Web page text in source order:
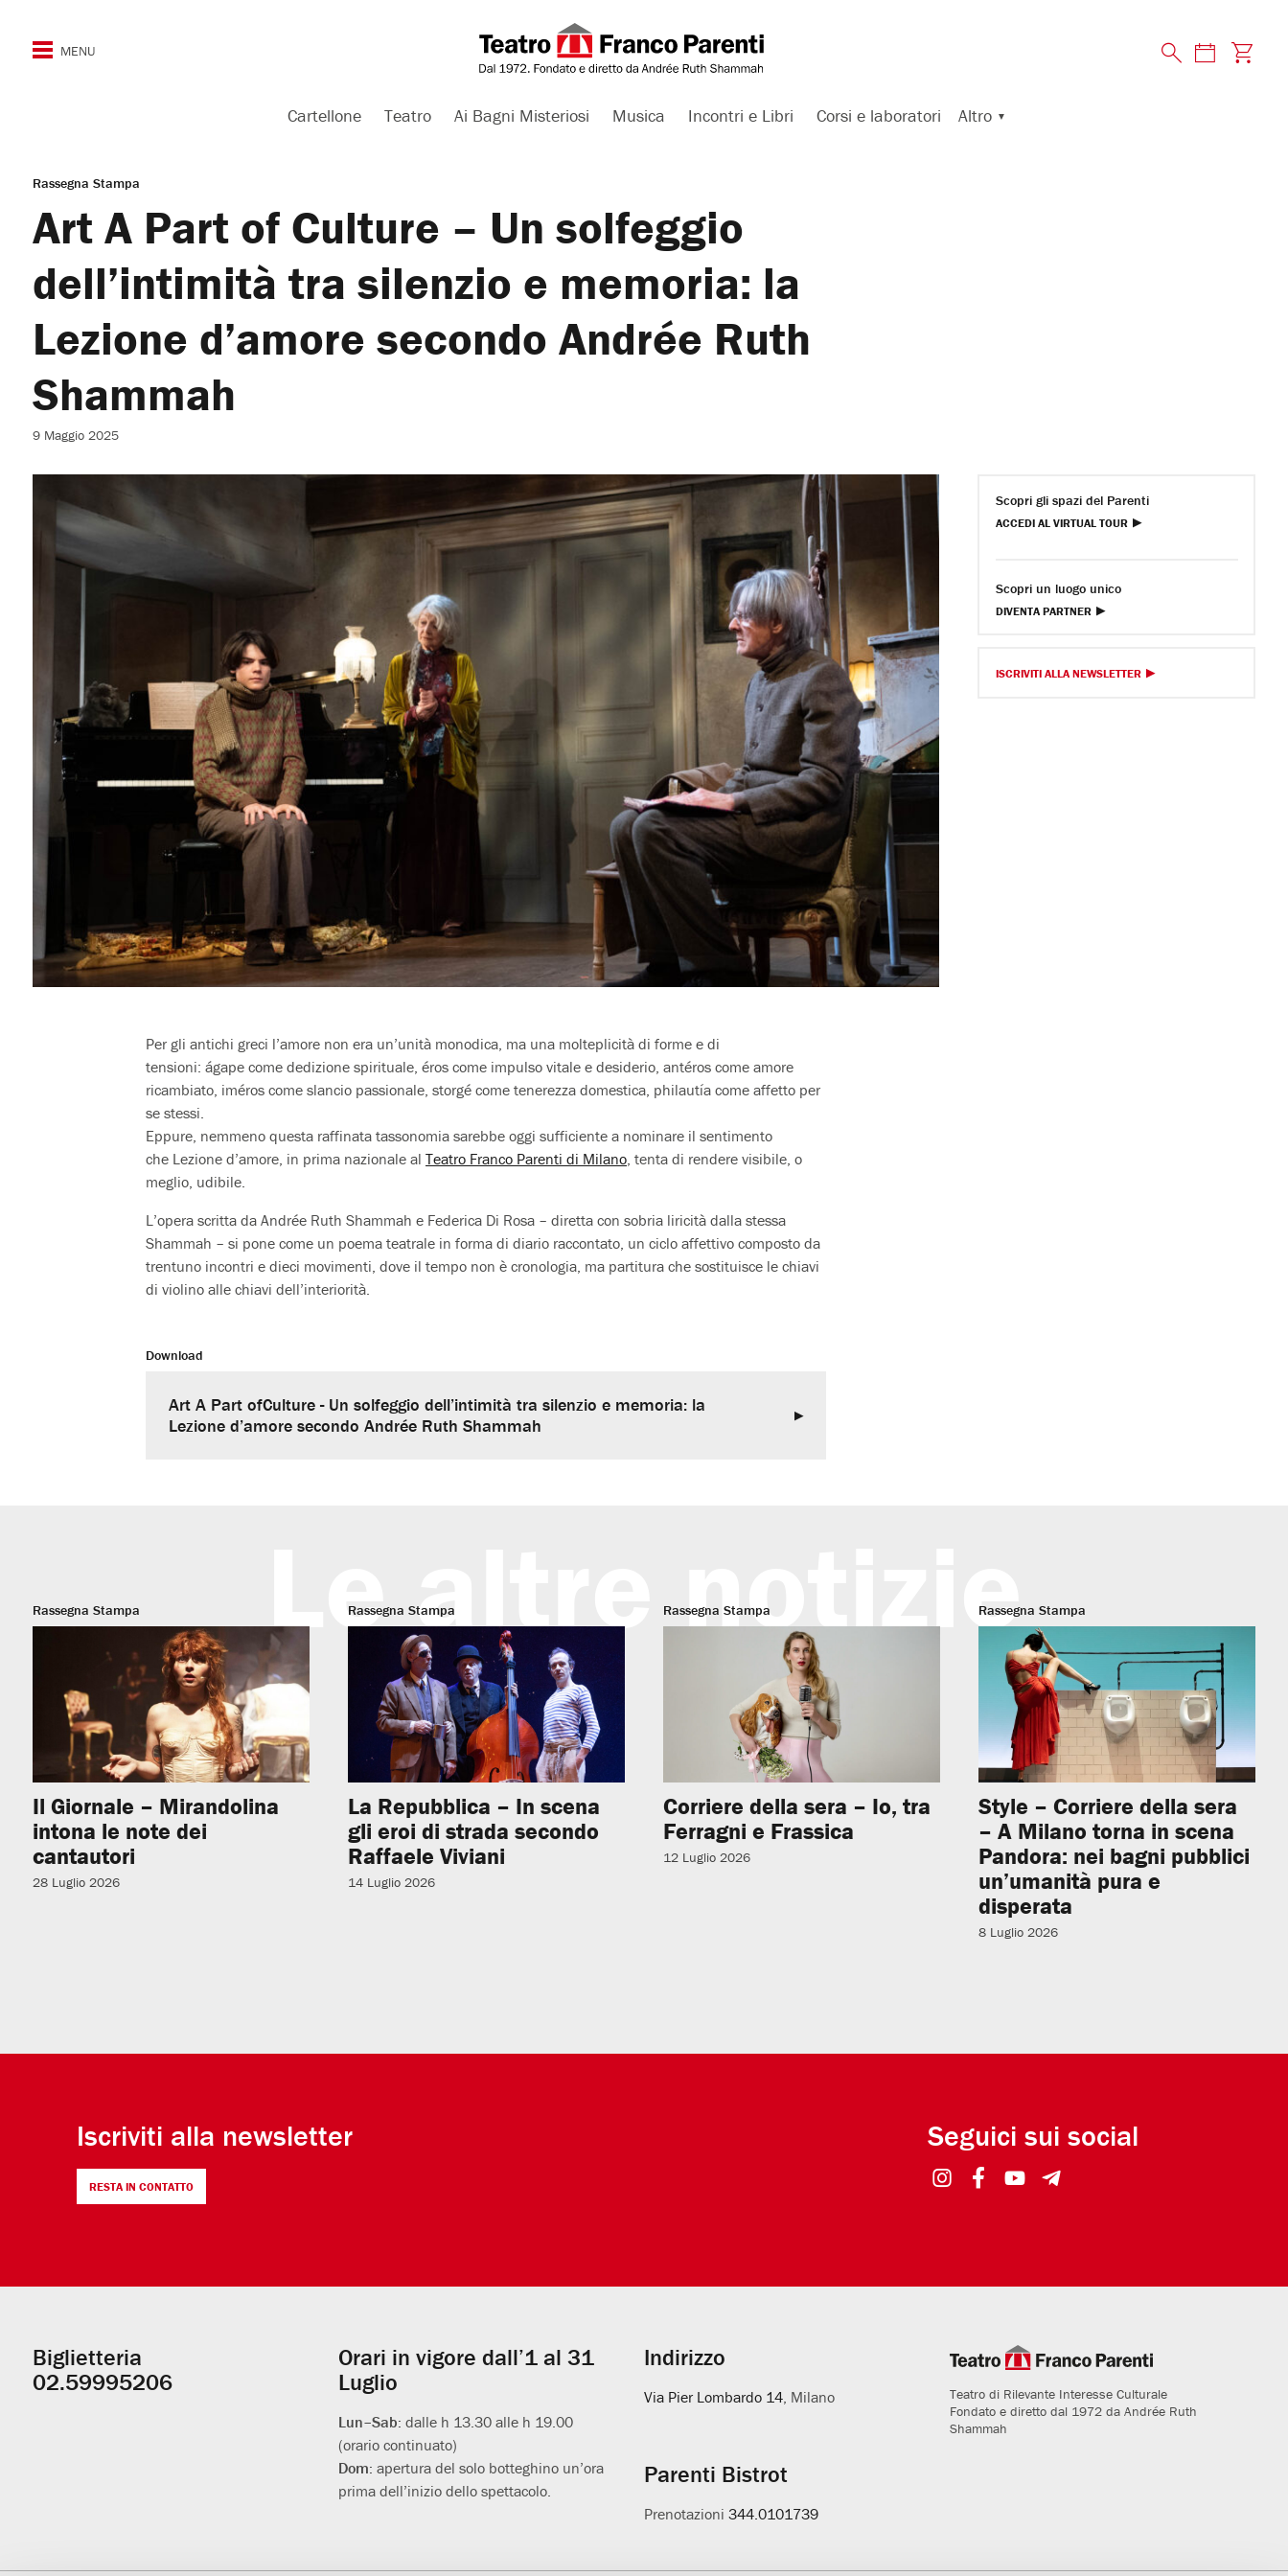
Cartellone Teatro Ai Bagni Misteriosi Musica Incontri e Libri Corsi e laboratori Altro
Rassegna Stampa
Art A Part of Culture – Un solfeggio
dell’intimità tra silenzio e memoria: la
Lezione d’amore secondo Andrée Ruth
Shammah
9 Maggio 2025
Per gli antichi greci l’amore non era un’unità monodica, ma una molteplicità di forme e di
tensioni: ágape come dedizione spirituale, éros come impulso vitale e desiderio, antéros come amore
ricambiato, iméros come slancio passionale, storgé come tenerezza domestica, philautía come affetto per
se stessi.
Eppure, nemmeno questa raffinata tassonomia sarebbe oggi sufficiente a nominare il sentimento
che Lezione d’amore, in prima nazionale al Teatro Franco Parenti di Milano , tenta di rendere visibile, o
meglio, udibile.
L’opera scritta da Andrée Ruth Shammah e Federica Di Rosa – diretta con sobria liricità dalla stessa
Shammah – si pone come un poema teatrale in forma di diario raccontato, un ciclo affettivo composto da
trentuno incontri e dieci movimenti, dove il tempo non è cronologia, ma partitura che sostituisce le chiavi
di violino alle chiavi dell’interiorità.
Download
Art A Part ofCulture - Un solfeggio dell’intimità tra silenzio e memoria: la
Lezione d’amore secondo Andrée Ruth Shammah
Scopri gli spazi del Parenti
ACCEDI AL VIRTUAL TOUR
Scopri un luogo unico
DIVENTA PARTNER
ISCRIVITI ALLA NEWSLETTER
Le altre notizie
Rassegna Stampa
Il Giornale – Mirandolina
intona le note dei
cantautori
28 Luglio 2026
Rassegna Stampa
La Repubblica – In scena
gli eroi di strada secondo
Raffaele Viviani
14 Luglio 2026
Rassegna Stampa
Corriere della sera – Io, tra
Ferragni e Frassica
12 Luglio 2026
Rassegna Stampa
Style – Corriere della sera
– A Milano torna in scena
Pandora: nei bagni pubblici
un’umanità pura e
disperata
8 Luglio 2026
Iscriviti alla newsletter
RESTA IN CONTATTO
Seguici sui social
Informazioni
utili
Biglietteria
02.59995206
Orari in vigore dall’1 al 31
Luglio
Lun–Sab: dalle h 13.30 alle h 19.00
(orario continuato)
Dom: apertura del solo botteghino un’ora
prima dell’inizio dello spettacolo.
Indirizzo
Via Pier Lombardo 14, Milano
Parenti Bistrot
Prenotazioni 344.0101739
Teatro di Rilevante Interesse Culturale
Fondato e diretto dal 1972 da Andrée Ruth
Shammah